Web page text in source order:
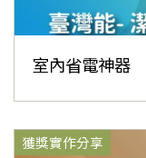
室內省電神器
獲獎實作分享